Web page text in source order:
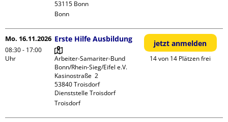
Bonn
Mo. 16.11.2026
08:30 - 17:00
Uhr
Erste Hilfe Ausbildung
Arbeiter-Samariter-Bund
Bonn/Rhein-Sieg/Eifel e.V.
Kasinostraße  2
53840 Troisdorf
Dienststelle Troisdorf
Troisdorf
jetzt anmelden
14 von 14 Plätzen frei